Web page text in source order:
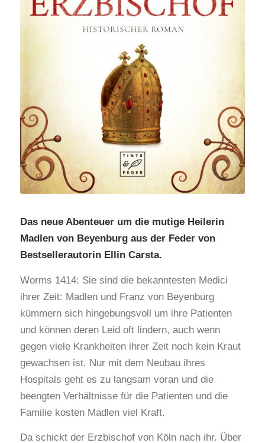
Das neue Abenteuer um die mutige Heilerin
Madlen von Beyenburg aus der Feder von
Bestsellerautorin Ellin Carsta.
Worms 1414: Sie sind die bekanntesten Medici
ihrer Zeit: Madlen und Franz von Beyenburg
kümmern sich hingebungsvoll um ihre Patienten
und können deren Leid oft lindern, auch wenn
gegen viele Krankheiten ihrer Zeit noch kein Kraut
gewachsen ist. Nur mit dem Neubau ihres
Hospitals geht es zu langsam voran und die
beengten Verhältnisse für die Patienten und die
Familie kosten Madlen viel Kraft.
Da schickt der Erzbischof von Köln nach ihr. Über